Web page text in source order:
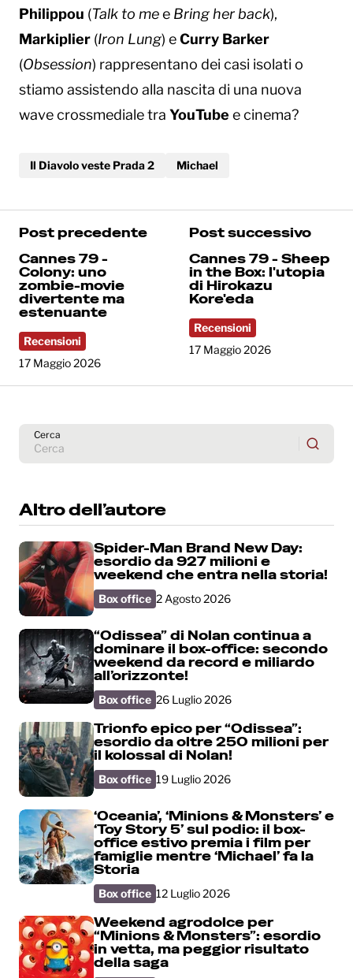
Philippou (Talk to mee Bring her back),
Markiplier (Iron Lung) eCurry Barker
(Obsession) rappresentano dei casi isolati o
stiamo assistendo alla nascita di una nuova
wave crossmediale tra YouTube e cinema?
Il Diavolo veste Prada 2 Michael
Post precedente
Cannes 79 -
Colony: uno
zombie-movie
divertente ma
estenuante
Recensioni
17 Maggio 2026
Post successivo
Cannes 79 - Sheep
in the Box: l'utopia
di Hirokazu
Kore'eda
Recensioni
17 Maggio 2026
Cerca
Altro dell’autore
Spider-Man Brand New Day:
esordio da 927 milioni e
weekend che entra nella storia!
Box office 2 Agosto 2026
“Odissea” di Nolan continua a
dominare il box-office: secondo
weekend da record e miliardo
all’orizzonte!
Box office 26 Luglio 2026
Trionfo epico per “Odissea”:
esordio da oltre 250 milioni per
il kolossal di Nolan!
Box office 19 Luglio 2026
‘Oceania’, ‘Minions & Monsters’ e
‘Toy Story 5’ sul podio: il box-
office estivo premia i film per
famiglie mentre ‘Michael’ fa la
Storia
Box office 12 Luglio 2026
Weekend agrodolce per
“Minions & Monsters”: esordio
in vetta, ma peggior risultato
della saga